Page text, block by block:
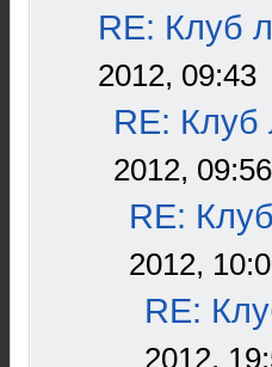
RE: Клуб
2012, 09:43
RE: Клуб
2012, 09:56
RE:
2012,
RE:
2012,